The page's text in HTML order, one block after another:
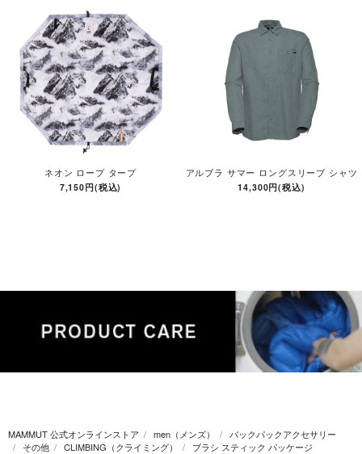
ネオン ロープ タープ
7,150円(税込)
アルブラ サマー ロングスリーブ シャツ
14,300円(税込)
MAMMUT 公式オンラインストア men（メンズ）
バックパックアクセサリー
その他
CLIMBING（クライミング） ブラシ スティック パッケージ